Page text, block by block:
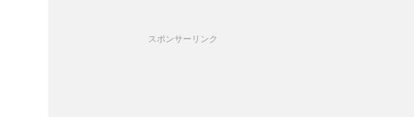
スポンサーリンク